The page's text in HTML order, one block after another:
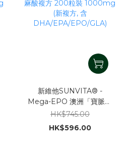
新維他SUNVITA® -
Mega-EPO 澳洲「寶脈通
™」- 深海天然魚脂酸-奧米
加3 X 天然月見草籽油-珈
瑪次亞麻酸複方 200粒裝
HK$745.00
HK$596.00